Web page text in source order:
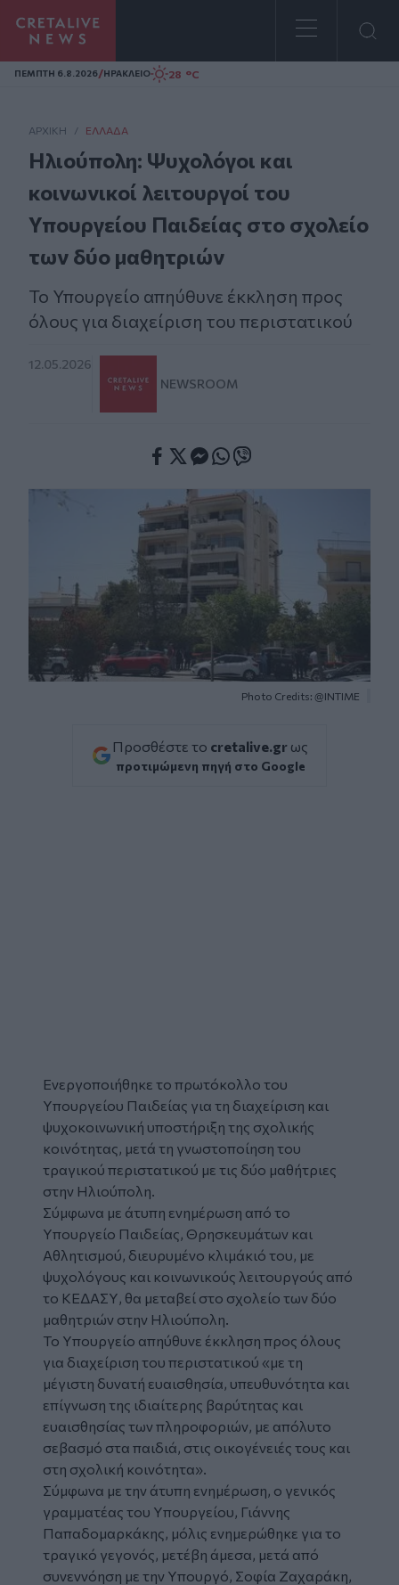
Homepage
ΠΕΜΠΤΗ 6.8.2026/ΗΡΑΚΛΕΙΟ 28 °C
ΑΡΧΙΚΗ / ΕΛΛΆΔΑ
Hλιούπολη: Ψυχολόγοι και
κοινωνικοί λειτουργοί του
Υπουργείου Παιδείας στο σχολείο
των δύο μαθητριών
Το Υπουργείο απηύθυνε έκκληση προς
όλους για διαχείριση του περιστατικού
12.05.2026
NEWSROOM
Photo Credits: @INTIME
Προσθέστε το cretalive.gr ως
προτιμώμενη πηγή στο Google
Ενεργοποιήθηκε το πρωτόκολλο του
Υπουργείου Παιδείας για τη διαχείριση και
ψυχοκοινωνική υποστήριξη της σχολικής
κοινότητας, μετά τη γνωστοποίηση του
τραγικού περιστατικού με τις δύο μαθήτριες
στην Ηλιούπολη.
Σύμφωνα με άτυπη ενημέρωση από το
Υπουργείο Παιδείας, Θρησκευμάτων και
Αθλητισμού, διευρυμένο κλιμάκιό του, με
ψυχολόγους και κοινωνικούς λειτουργούς από
το ΚΕΔΑΣΥ, θα μεταβεί στο σχολείο των δύο
μαθητριών στην Ηλιούπολη.
Το Υπουργείο απηύθυνε έκκληση προς όλους
για διαχείριση του περιστατικού «με τη
μέγιστη δυνατή ευαισθησία, υπευθυνότητα και
επίγνωση της ιδιαίτερης βαρύτητας και
ευαισθησίας των πληροφοριών, με απόλυτο
σεβασμό στα παιδιά, στις οικογένειές τους και
στη σχολική κοινότητα».
Σύμφωνα με την άτυπη ενημέρωση, ο γενικός
γραμματέας του Υπουργείου, Γιάννης
Παπαδομαρκάκης, μόλις ενημερώθηκε για το
τραγικό γεγονός, μετέβη άμεσα, μετά από
συνεννόηση με την Υπουργό, Σοφία Ζαχαράκη,